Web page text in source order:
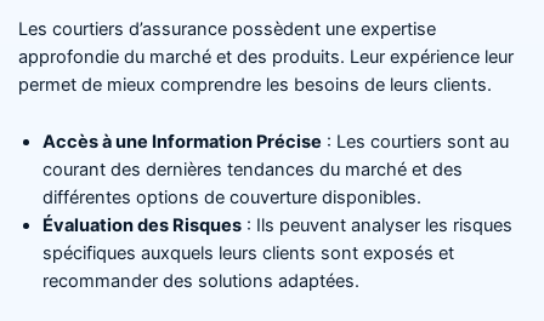
Les courtiers d’assurance possèdent une expertise
approfondie du marché et des produits. Leur expérience leur
permet de mieux comprendre les besoins de leurs clients.
Accès à une Information Précise : Les courtiers sont au
courant des dernières tendances du marché et des
différentes options de couverture disponibles.
Évaluation des Risques : Ils peuvent analyser les risques
spécifiques auxquels leurs clients sont exposés et
recommander des solutions adaptées.